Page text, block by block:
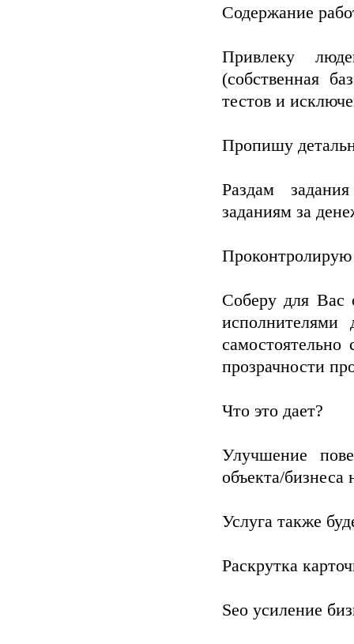
Содержание
Привлеку
(собственная
тестов и
Пропишу
Раздам
заданиям за
Соберу для Вас
прозрачности
Что это дает?
Улучшение
объекта/бизнеса
Услуга также
Раскрутка
Seo усиление